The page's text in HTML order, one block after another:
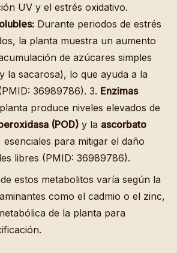
UV y el estrés oxidativo.
Durante periodos de estrés
la planta muestra un aumento
de azúcares simples
la sacarosa), lo que ayuda a la
36989786). 3. Enzimas
produce niveles elevados de
(POD) y la ascorbato
esenciales para mitigar el daño
libres (PMID: 36989786).
estos metabolitos varía según la
como el cadmio o el zinc,
de la planta para